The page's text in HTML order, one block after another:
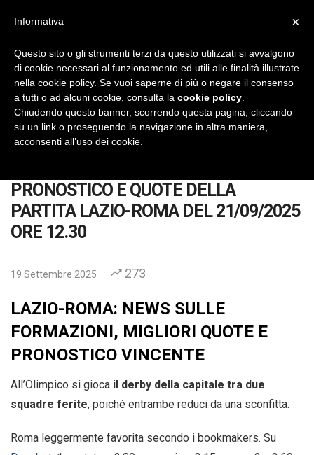
No Thanks INSTALL
PRONOSTICO E QUOTE DELLA
PARTITA LAZIO-ROMA DEL 21/09/2025
ORE 12.30
19 Settembre 2025 273
LAZIO-ROMA: NEWS SULLE
FORMAZIONI, MIGLIORI QUOTE E
PRONOSTICO VINCENTE
All’Olimpico si gioca il derby della capitale tra due
squadre ferite, poiché entrambe reduci da una sconfitta.
Roma leggermente favorita secondo i bookmakers. Su
×
Informativa
Questo sito o gli strumenti terzi da questo utilizzati si avvalgono
di cookie necessari al funzionamento ed utili alle finalità illustrate
nella cookie policy. Se vuoi saperne di più o negare il consenso
a tutti o ad alcuni cookie, consulta la cookie policy
Chiudendo questo banner, scorrendo questa pagina, cliccando
su un link o proseguendo la navigazione in altra maniera,
acconsenti all’uso dei cookie.